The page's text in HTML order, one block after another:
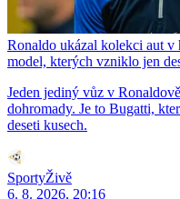
Ronaldo ukázal kolekci aut
model, kterých vzniklo jen
Jeden jediný vůz v
dohromady. Je to Bugatti,
deseti kusech.
SportyŽivě
6. 8. 2026, 20:16